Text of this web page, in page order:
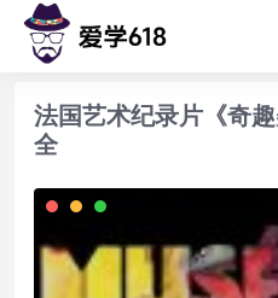
法国艺术纪录片《奇
全